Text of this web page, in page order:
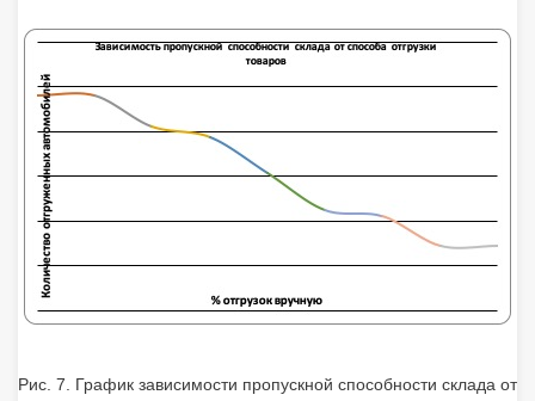
Рис. 7. График зависимости пропускной способности склада от